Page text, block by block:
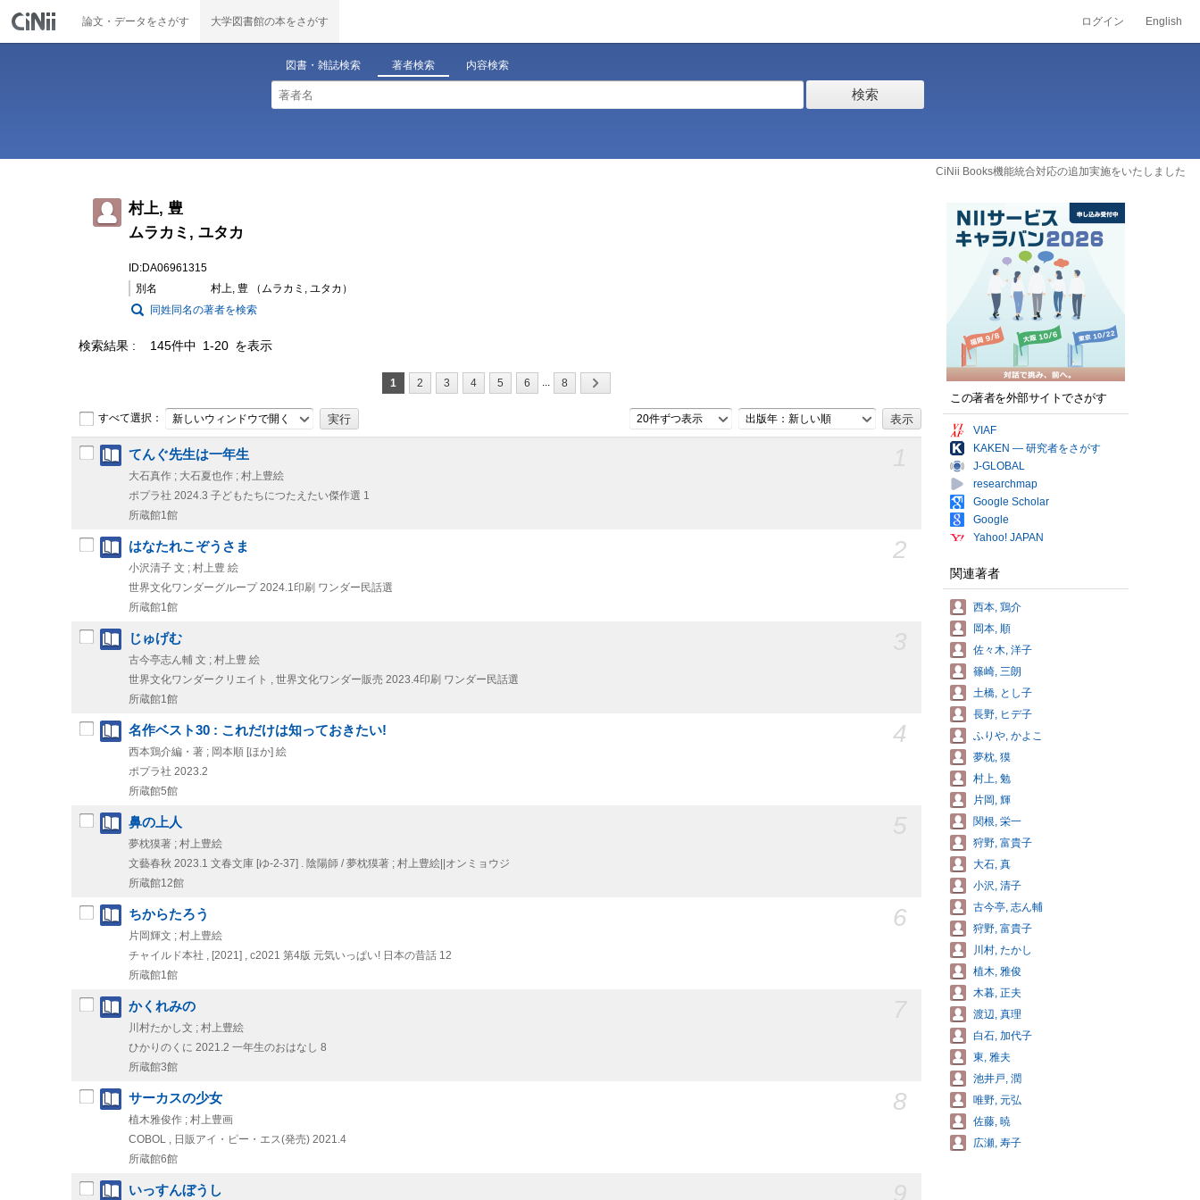
論文・データをさがす 大学図書館の本をさがす ログイン English
図書・雑誌検索 著者検索 内容検索
検索
CiNii Books機能統合対応の追加実施をいたしました
村上, 豊
ムラカミ, ユタカ
ID:DA06961315
別名
村上, 豊 （ムラカミ, ユタカ）
同姓同名の著者を検索
検索結果 145件中 1-20 を表示
1 2 3 4 5 6 ... 8
すべて選択： 新しいウィンドウで開く 20件ずつ表示 出版年：新しい順
てんぐ先生は一年生
大石真作 ; 大石夏也作 ; 村上豊絵
ポプラ社 2024.3 子どもたちにつたえたい傑作選 1
所蔵館1館
2
はなたれこぞうさま
小沢清子 文 ; 村上豊 絵
世界文化ワンダーグループ 2024.1印刷 ワンダー民話選
所蔵館1館
じゅげむ
古今亭志ん輔 文 ; 村上豊 絵
世界文化ワンダークリエイト , 世界文化ワンダー販売 2023.4印刷 ワンダー民話選
所蔵館1館
4
名作ベスト30 : これだけは知っておきたい!
西本鶏介編・著 ; 岡本順 [ほか] 絵
ポプラ社 2023.2
所蔵館5館
鼻の上人
夢枕獏著 ; 村上豊絵
文藝春秋 2023.1 文春文庫 [ゆ-2-37] . 陰陽師 / 夢枕獏著 ; 村上豊絵||オンミョウジ
所蔵館12館
6
ちからたろう
片岡輝文 ; 村上豊絵
チャイルド本社 , [2021] , c2021 第4版 元気いっぱい! 日本の昔話 12
所蔵館1館
かくれみの
川村たかし文 ; 村上豊絵
ひかりのくに 2021.2 一年生のおはなし 8
所蔵館3館
8
サーカスの少女
植木雅俊作 ; 村上豊画
COBOL , 日販アイ・ピー・エス(発売) 2021.4
所蔵館6館
いっすんぼうし
この著者を外部サイトでさがす
VIAF
KAKEN — 研究者をさがす
J-GLOBAL
researchmap
Google Scholar
Google
Yahoo! JAPAN
関連著者
西本, 鶏介
岡本, 順
佐々木, 洋子
篠崎, 三朗
土橋, とし子
長野, ヒデ子
ふりや, かよこ
夢枕, 獏
村上, 勉
片岡, 輝
関根, 栄一
狩野, 富貴子
大石, 真
小沢, 清子
古今亭, 志ん輔
狩野, 富貴子
川村, たかし
植木, 雅俊
木暮, 正夫
渡辺, 真理
白石, 加代子
東, 雅夫
池井戸, 潤
唯野, 元弘
佐藤, 暁
広瀬, 寿子